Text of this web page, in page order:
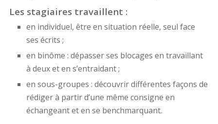
Les stagiaires travaillent :
en individuel, être en situation réelle, seul face
ses écrits ;
en binôme : dépasser ses blocages en travaillant
à deux et en s’entraidant ;
en sous-groupes : découvrir différentes façons de
rédiger à partir d’une même consigne en
échangeant et en se benchmarquant.